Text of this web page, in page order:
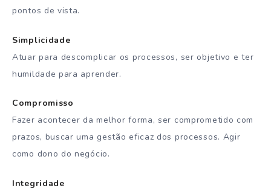
pontos de vista.
Simplicidade
Atuar para descomplicar os processos, ser objetivo e ter
humildade para aprender.
Compromisso
Fazer acontecer da melhor forma, ser comprometido com
prazos, buscar uma gestão eficaz dos processos. Agir
como dono do negócio.
Integridade